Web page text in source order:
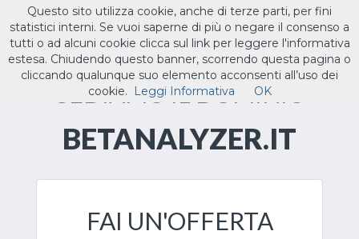
Toggle
ILTUO.IT
CEDIAMO IL DOMINIO
BETANALYZER.IT
FAI UN'OFFERTA
Questo sito utilizza cookie, anche di terze parti, per fini
statistici interni. Se vuoi saperne di più o negare il consenso a
tutti o ad alcuni cookie clicca sul link per leggere l'informativa
estesa. Chiudendo questo banner, scorrendo questa pagina o
cliccando qualunque suo elemento acconsenti all’uso dei
cookie.
Leggi Informativa OK